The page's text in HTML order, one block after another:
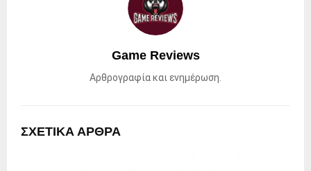
Game Reviews
Αρθρογραφία και ενημέρωση.
ΣΧΕΤΙΚΑ ΑΡΘΡΑ